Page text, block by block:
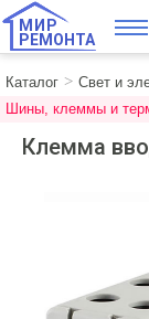
МИР
РЕМОНТА
Каталог Свет и
Шины, клеммы и
Клемма